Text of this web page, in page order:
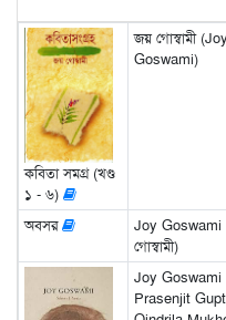
কবিতা সমগ্র (খণ্ড
১ - ৬)
জয় গোস্বামী (Joy
Goswami)
অবসর
Joy Goswami
গোস্বামী)
Joy Goswami
Prasenjit